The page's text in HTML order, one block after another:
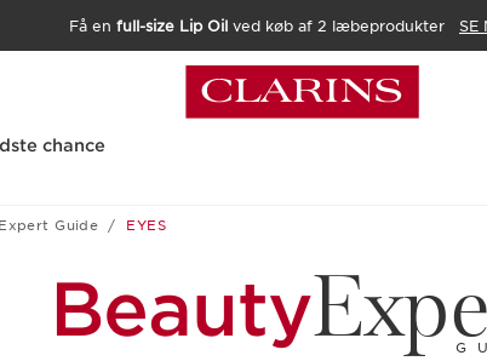
Få en full-size Lip Oil ved køb af 2 læbeprodukter SE
chance
Guide EYES
Beauty